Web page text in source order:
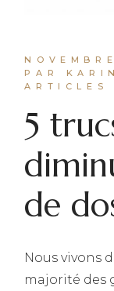
PAR
ARTICLES
5
de
Nous vivons
majorité des